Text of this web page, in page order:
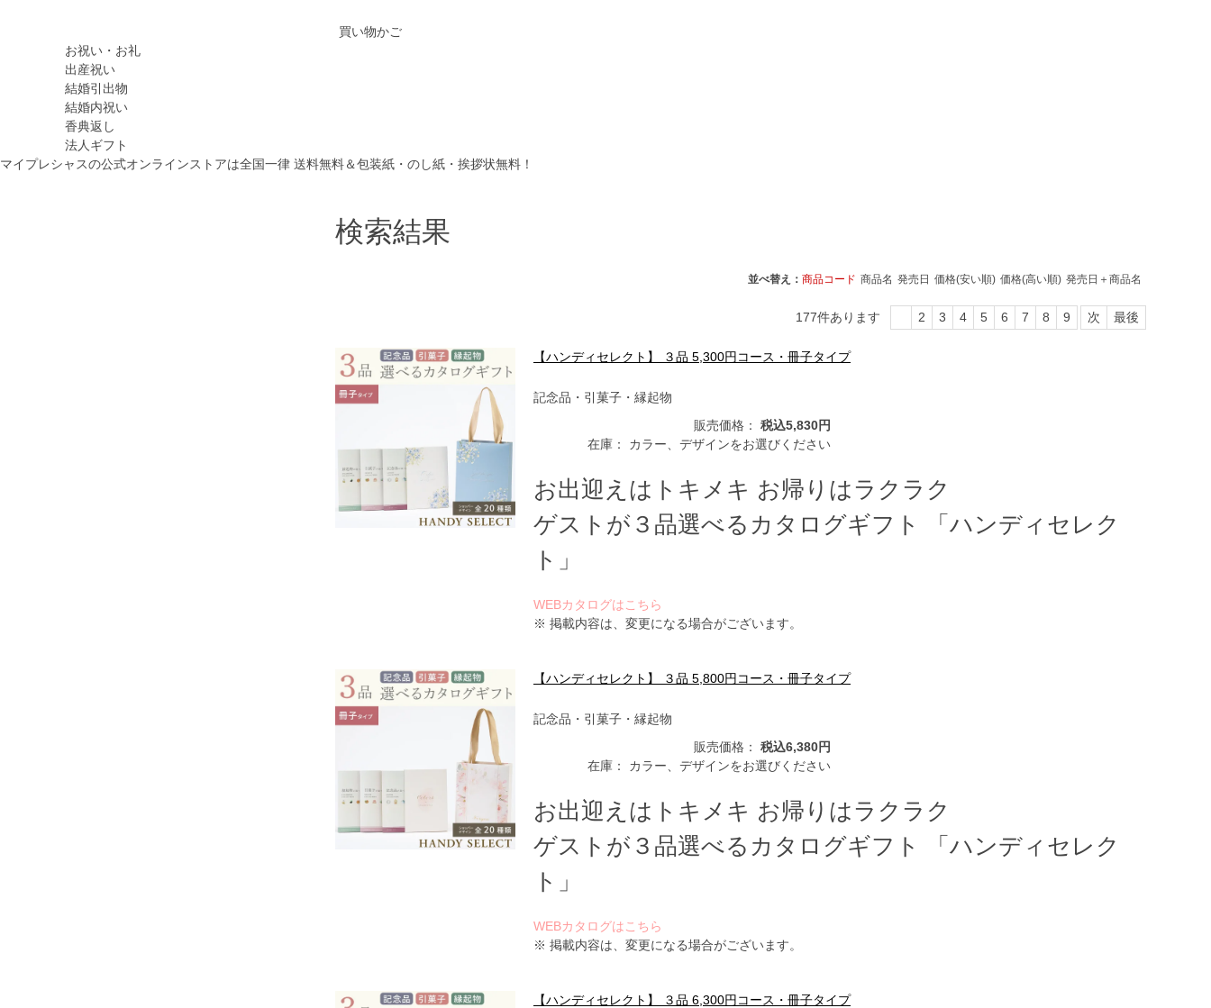
買い物かご
お祝い・お礼
出産祝い
結婚引出物
結婚内祝い
香典返し
法人ギフト
マイプレシャスの公式オンラインストアは全国一律 送料無料＆包装紙・のし紙・挨拶状無料！
検索結果
並べ替え： 商品コード 商品名 発売日 価格(安い順) 価格(高い順) 発売日＋商品名
177件あります 2 3 4 5 6 7 8 9 次 最後
【ハンディセレクト】 ３品 5,300円コース・冊子タイプ
記念品・引菓子・縁起物
販売価格：
税込5,830円
在庫：
カラー、デザインをお選びください
お出迎えはトキメキ お帰りはラクラク
ゲストが３品選べるカタログギフト 「ハンディセレク
ト」
WEBカタログはこちら
※ 掲載内容は、変更になる場合がございます。
【ハンディセレクト】 ３品 5,800円コース・冊子タイプ
記念品・引菓子・縁起物
販売価格：
税込6,380円
在庫：
カラー、デザインをお選びください
お出迎えはトキメキ お帰りはラクラク
ゲストが３品選べるカタログギフト 「ハンディセレク
ト」
WEBカタログはこちら
※ 掲載内容は、変更になる場合がございます。
【ハンディセレクト】 ３品 6,300円コース・冊子タイプ